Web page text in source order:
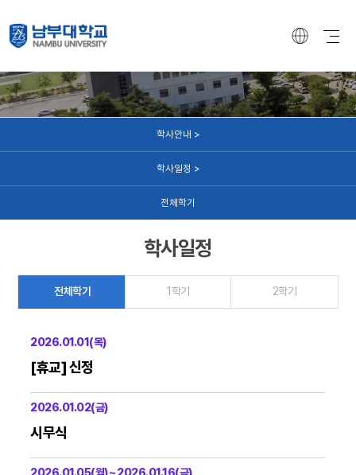
학사안내 >
학사일정 >
전체학기
학사일정
전체학기 1학기 2학기
2026.01.01(목)
[휴교] 신정
2026.01.02(금)
시무식